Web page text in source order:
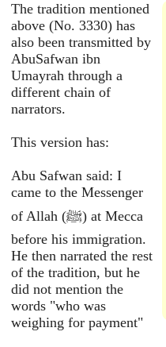
The tradition mentioned
above (No. 3330) has
also been transmitted by
AbuSafwan ibn
Umayrah through a
different chain of
narrators.
This version has:
Abu Safwan said: I
came to the Messenger
of Allah (ﷺ) at Mecca
before his immigration.
He then narrated the rest
of the tradition, but he
did not mention the
words "who was
weighing for payment"